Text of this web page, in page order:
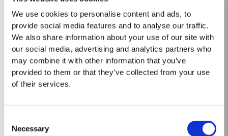
We use cookies to personalise content and ads, to
provide social media features and to analyse our traffic.
We also share information about your use of our site with
our social media, advertising and analytics partners who
may combine it with other information that you’ve
provided to them or that they’ve collected from your use
of their services.
Selection
Necessary
GO BACK SHARE